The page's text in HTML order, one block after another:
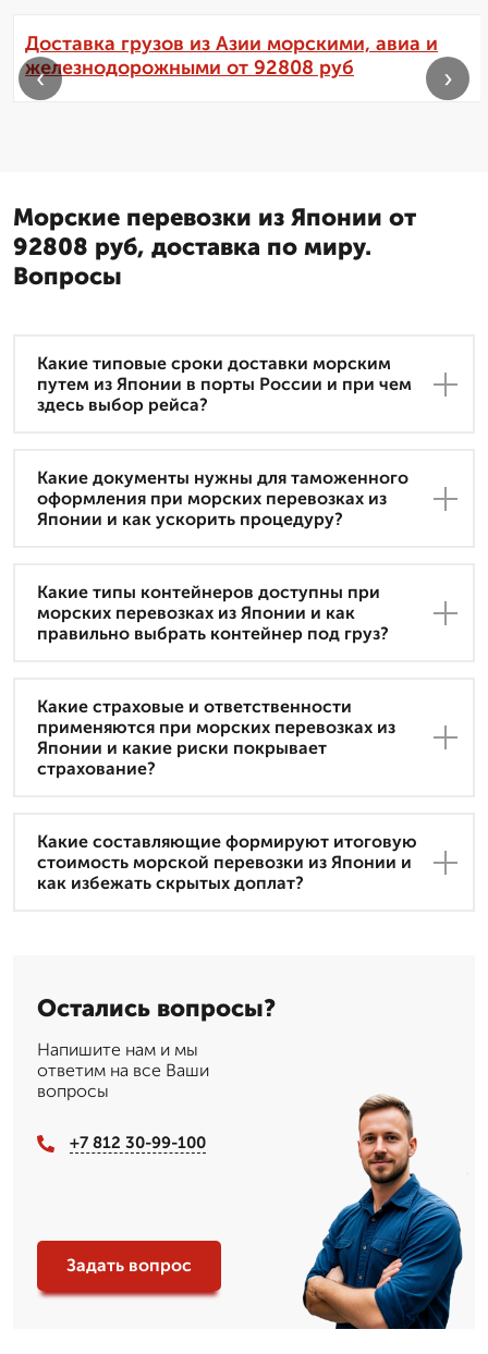
Доставка грузов из Азии морскими, авиа и
железнодорожными от 92808 руб
‹ ›
Морские перевозки из Японии от
92808 руб, доставка по миру.
Вопросы
Какие типовые сроки доставки морским
путем из Японии в порты России и при чем
здесь выбор рейса?
Какие документы нужны для таможенного
оформления при морских перевозках из
Японии и как ускорить процедуру?
Какие типы контейнеров доступны при
морских перевозках из Японии и как
правильно выбрать контейнер под груз?
Какие страховые и ответственности
применяются при морских перевозках из
Японии и какие риски покрывает
страхование?
Какие составляющие формируют итоговую
стоимость морской перевозки из Японии и
как избежать скрытых доплат?
Остались вопросы?
Напишите нам и мы
ответим на все Ваши
вопросы
+7 812 30-99-100
Задать вопрос